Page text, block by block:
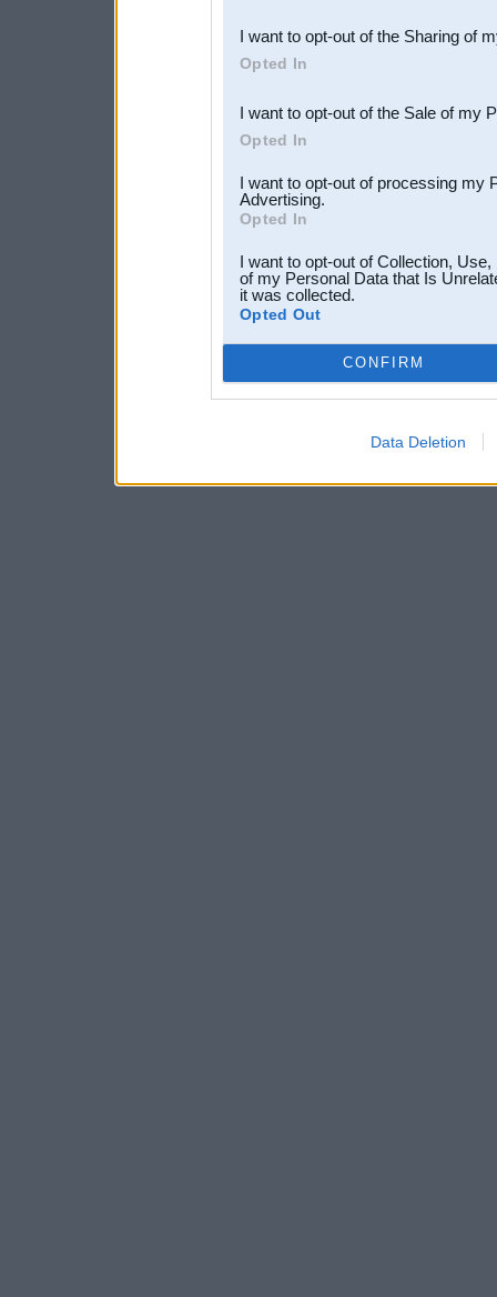
Downstream Participants
third parties.
I want to opt-out of the Sharing of
Opted In
I want to opt-out of the Sale of my
Opted In
I want to opt-out of processing my
Advertising.
Opted In
I want to opt-out of Collection,
of my Personal Data that Is
it was collected.
Opted Out
CONFIRM
Data Deletion